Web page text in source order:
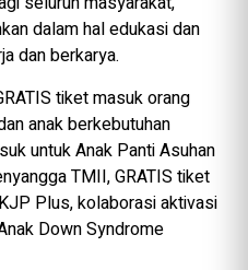
dalam hal edukasi dan
dan berkarya.
tiket masuk orang
anak berkebutuhan
untuk Anak Panti Asuhan
TMII, GRATIS tiket
Plus, kolaborasi aktivasi
Down Syndrome